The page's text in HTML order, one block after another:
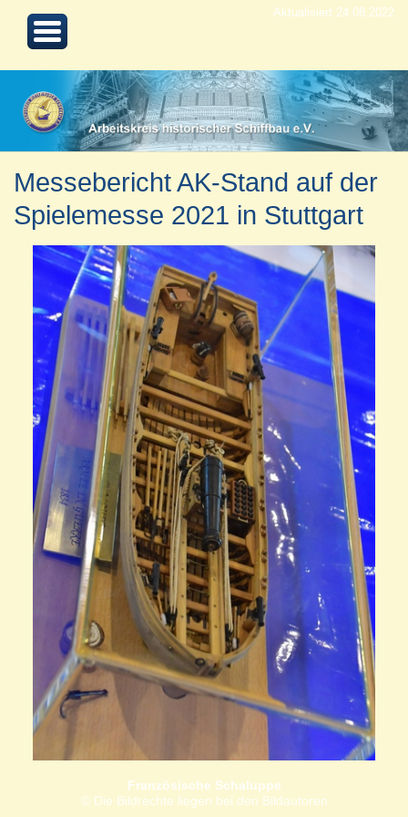
Aktualisiert 24.08.2022
Messebericht AK-Stand auf der
Spielemesse 2021 in Stuttgart
Französische Schaluppe
© Die Bildrechte liegen bei den Bildautoren